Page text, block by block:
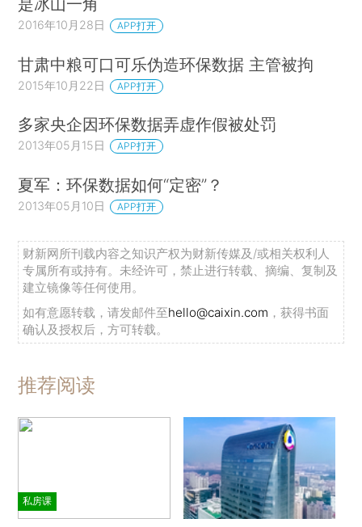
2016年10月28日 APP打开
甘肃中粮可口可乐伪造环保数据 主管被拘
2015年10月22日 APP打开
多家央企因环保数据弄虚作假被处罚
2013年05月15日 APP打开
夏军：环保数据如何“定密”？
2013年05月10日 APP打开
财新网所刊载内容之知识产权为财新传媒及/或相关权利人
专属所有或持有。未经许可，禁止进行转载、摘编、复制及
建立镜像等任何使用。
如有意愿转载，请发邮件至hello@caixin.com ，获得书面
确认及授权后，方可转载。
推荐阅读
私房课